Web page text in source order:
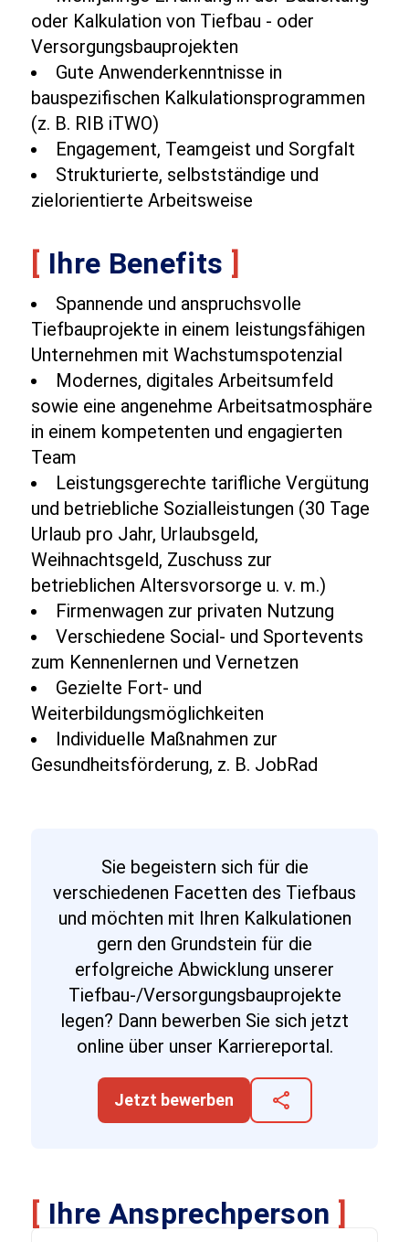
oder Kalkulation von Tiefbau - oder
Versorgungsbauprojekten
Gute Anwenderkenntnisse in
bauspezifischen Kalkulationsprogrammen
(z. B. RIB iTWO)
Engagement, Teamgeist und Sorgfalt
Strukturierte, selbstständige und
zielorientierte Arbeitsweise
[ Ihre Benefits ]
Spannende und anspruchsvolle
Tiefbauprojekte in einem leistungsfähigen
Unternehmen mit Wachstumspotenzial
Modernes, digitales Arbeitsumfeld
sowie eine angenehme Arbeitsatmosphäre
in einem kompetenten und engagierten
Team
Leistungsgerechte tarifliche Vergütung
und betriebliche Sozialleistungen (30 Tage
Urlaub pro Jahr, Urlaubsgeld,
Weihnachtsgeld, Zuschuss zur
betrieblichen Altersvorsorge u. v. m.)
Firmenwagen zur privaten Nutzung
Verschiedene Social- und Sportevents
zum Kennenlernen und Vernetzen
Gezielte Fort- und
Weiterbildungsmöglichkeiten
Individuelle Maßnahmen zur
Gesundheitsförderung, z. B. JobRad
Sie begeistern sich für die
verschiedenen Facetten des Tiefbaus
und möchten mit Ihren Kalkulationen
gern den Grundstein für die
erfolgreiche Abwicklung unserer
Tiefbau-/Versorgungsbauprojekte
legen? Dann bewerben Sie sich jetzt
online über unser Karriereportal.
Jetzt bewerben share
[ Ihre Ansprechperson ]